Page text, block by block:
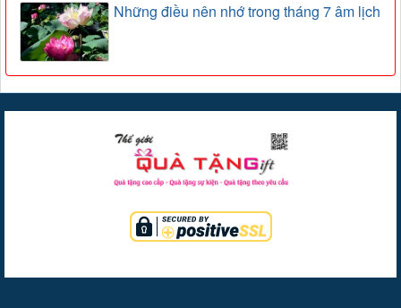
Những điều nên nhớ trong tháng 7 âm lịch